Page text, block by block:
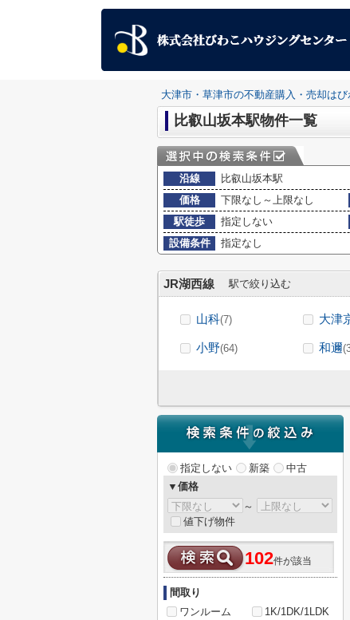
大津市・草津市の不動産購入・売却は
比叡山坂本駅物件一覧
沿線
比叡山坂本駅
価格
下限なし～上限なし
駅徒歩
指定しない
設備条件
指定なし
JR湖西線 駅で絞り込む
山科(7) 大津
小野(64) 和邇
指定しない 新築
中古
▼価格
～
値下げ物件
102件が該当
間取り
ワンルーム
1K/1DK/1LDK